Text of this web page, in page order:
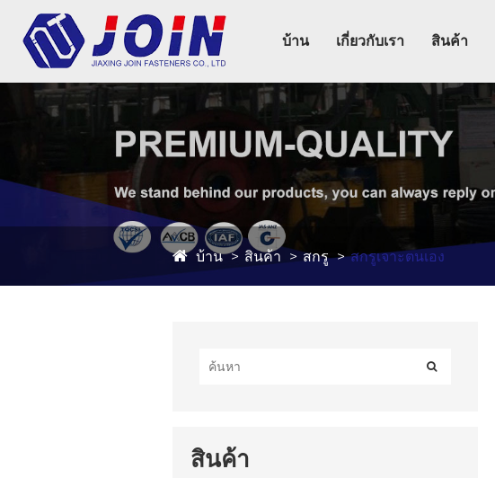
บ้าน เกี่ยวกับเรา สินค้า
บ้าน สินค้า สกรู สกรูเจาะตนเอง
สินค้า